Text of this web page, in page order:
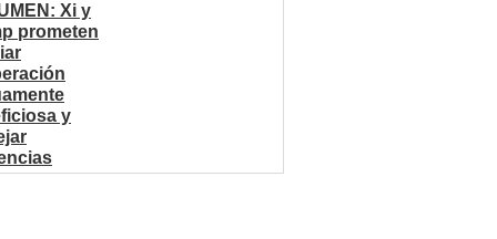
Xi y
prometen
y